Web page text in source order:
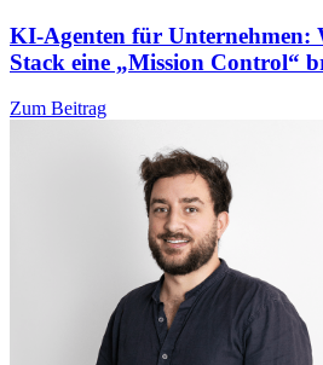
KI-Agenten für Unternehmen:
Stack eine „Mission Control“
Zum Beitrag